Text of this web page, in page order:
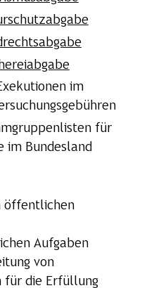
im
für
im Bundesland
öffentlichen
Aufgaben
von
für die Erfüllung